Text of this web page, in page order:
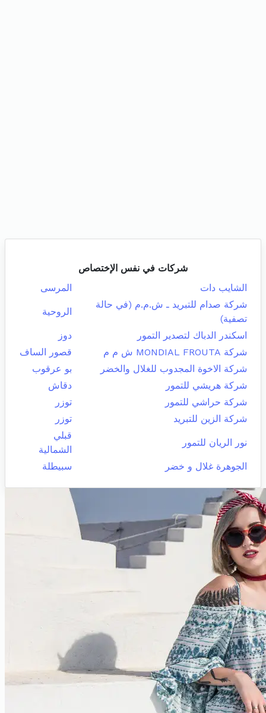
شركات في نفس الإختصاص
الشايب دات
المرسى
شركة صدام للتبريد ـ ش.م.م (في حالة
تصفية)
الروحية
اسكندر الدباك لتصدير التمور
دوز
شركة MONDIAL FROUTA ش م م
قصور الساف
شركة الاخوة المجدوب للغلال والخضر
بو عرقوب
شركة هريشي للتمور
دقاش
شركة حراشي للتمور
توزر
شركة الزين للتبريد
توزر
نور الريان للتمور
قبلي
الشمالية
الجوهرة غلال و خضر
سبيطلة